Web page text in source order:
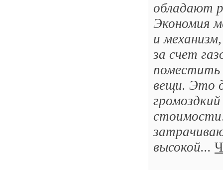
обладают
Экономия
и
за счет
поместить
вещи. Это
высокой...